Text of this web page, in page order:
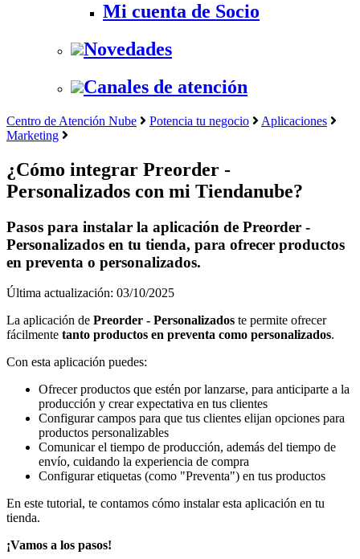
Mi cuenta de Socio
Novedades
Canales de atención
Centro de Atención Nube Potencia tu negocio
Aplicaciones
Marketing
¿Cómo integrar Preorder -
Personalizados con mi Tiendanube?
Pasos para instalar la aplicación de Preorder -
Personalizados en tu tienda, para ofrecer productos
en preventa o personalizados.
Última actualización: 03/10/2025
La aplicación de Preorder - Personalizados te permite ofrecer
fácilmente tanto productos en preventa como personalizados.
Con esta aplicación puedes:
Ofrecer productos que estén por lanzarse, para anticiparte a la
producción y crear expectativa en tus clientes
Configurar campos para que tus clientes elijan opciones para
productos personalizables
Comunicar el tiempo de producción, además del tiempo de
envío, cuidando la experiencia de compra
Configurar etiquetas (como "Preventa") en tus productos
En este tutorial, te contamos cómo instalar esta aplicación en tu
tienda.
¡Vamos a los pasos!